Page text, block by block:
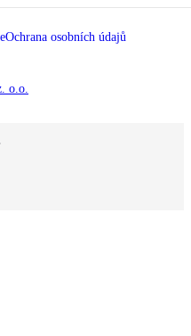
Ochrana osobních údajů
o.o.